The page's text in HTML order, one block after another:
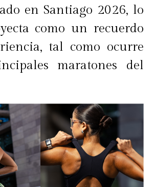
en Santiago 2026, lo
como un recuerdo
tal como ocurre
maratones del